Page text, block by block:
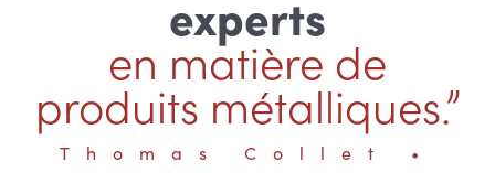
experts
en matière de
produits métalliques.”
Thomas Collet •